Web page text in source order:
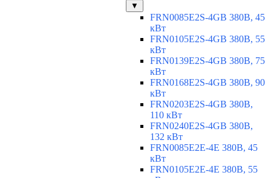
▼
FRN0085E2S-4GB 380В, 45
кВт
FRN0105E2S-4GB 380В, 55
кВт
FRN0139E2S-4GB 380В, 75
кВт
FRN0168E2S-4GB 380В, 90
кВт
FRN0203E2S-4GB 380В,
110 кВт
FRN0240E2S-4GB 380В,
132 кВт
FRN0085E2E-4E 380В, 45
кВт
FRN0105E2E-4E 380В, 55